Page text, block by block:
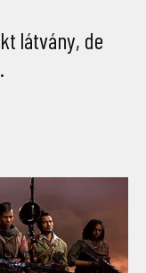
látvány, de